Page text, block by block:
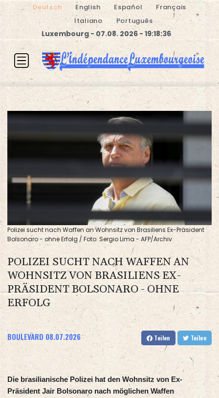
Deutsch English Español
Français
Italiano
Português
Luxembourg - 07.08. 2026 - 19:18:36
Polizei sucht nach Waffen an Wohnsitz von Brasiliens Ex-Präsident
Bolsonaro - ohne Erfolg / Foto: Sergio Lima - AFP/Archiv
POLIZEI SUCHT NACH WAFFEN AN
WOHNSITZ VON BRASILIENS EX-
PRÄSIDENT BOLSONARO - OHNE
ERFOLG
BOULEVARD 08.07.2026 Teilen Teilen
Die brasilianische Polizei hat den Wohnsitz von Ex-
Präsident Jair Bolsonaro nach möglichen Waffen